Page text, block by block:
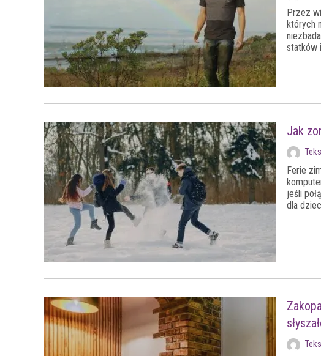
Przez
których
statków
Jak
Ferie
jeśli
dla